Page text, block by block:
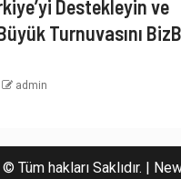
Destekleyin ve
Turnuvasını
admin
Tüm hakları Saklıdır. |